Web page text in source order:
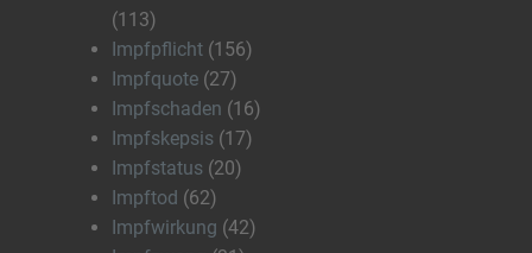
(113)
Impfpflicht (156)
Impfquote (27)
Impfschaden (16)
Impfskepsis (17)
Impfstatus (20)
Impftod (62)
Impfwirkung (42)